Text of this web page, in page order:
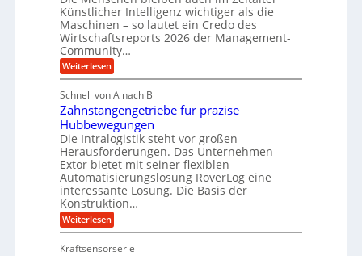
d
r
a
u
l
k
i
m
V
e
r
g
l
e
i
n
g
l
e
b
i
g
e
K
u
g
e
l
g
e
w
i
s
s
t
e
i
g
e
r
t
U
m
s
a
t
z
u
Künstlicher Intelligenz wichtiger als die
Maschinen – so lautet ein Credo des
Wirtschaftsreports 2026 der Management-
Community…
Weiterlesen:
M
n
s
c
h
e
n
a
u
c
h
i
n
Z
e
Schnell von A nach B
Zahnstangengetriebe für präzise
Hubbewegungen
Die Intralogistik steht vor großen
Herausforderungen. Das Unternehmen
Extor bietet mit seiner flexiblen
Automatisierungslösung RoverLog eine
interessante Lösung. Die Basis der
Konstruktion…
Weiterlesen:
Z
h
Kraftsensorserie